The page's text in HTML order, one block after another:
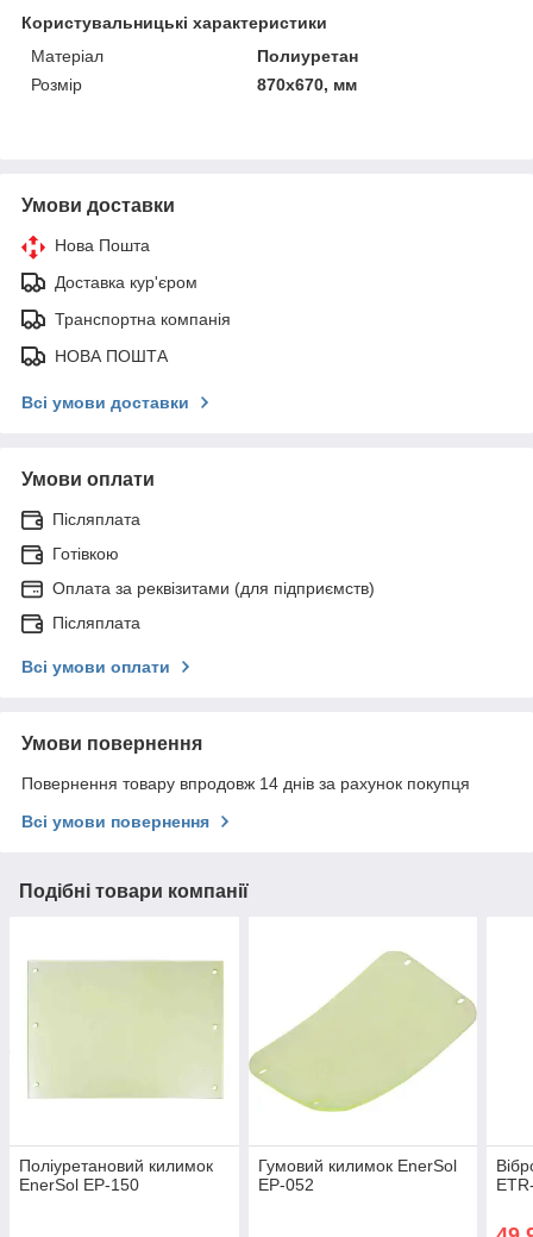
Користувальницькі характеристики
Матеріал
Полиуретан
Розмір
870х670, мм
Умови доставки
Нова Пошта
Доставка кур'єром
Транспортна компанія
НОВА ПОШТА
Всі умови доставки
Умови оплати
Післяплата
Готівкою
Оплата за реквізитами (для підприємств)
Післяплата
Всі умови оплати
Умови повернення
Повернення товару впродовж 14 днів за рахунок покупця
Всі умови повернення
Подібні товари компанії
Поліуретановий килимок
EnerSol EP-150
Гумовий килимок EnerSol
EP-052